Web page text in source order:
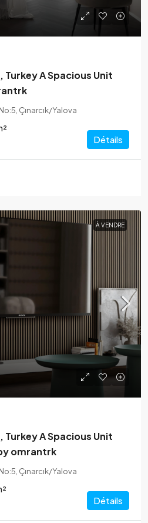
A Spacious Unit
Çınarcık/Yalova
Détails
À VENDRE
A Spacious Unit
omrantrk
Çınarcık/Yalova
Détails